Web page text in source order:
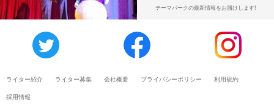
テーマパークの最新情報をお届けします!
ライター紹介 ライター募集 会社概要 プライバシーポリシー 利用規約
採用情報